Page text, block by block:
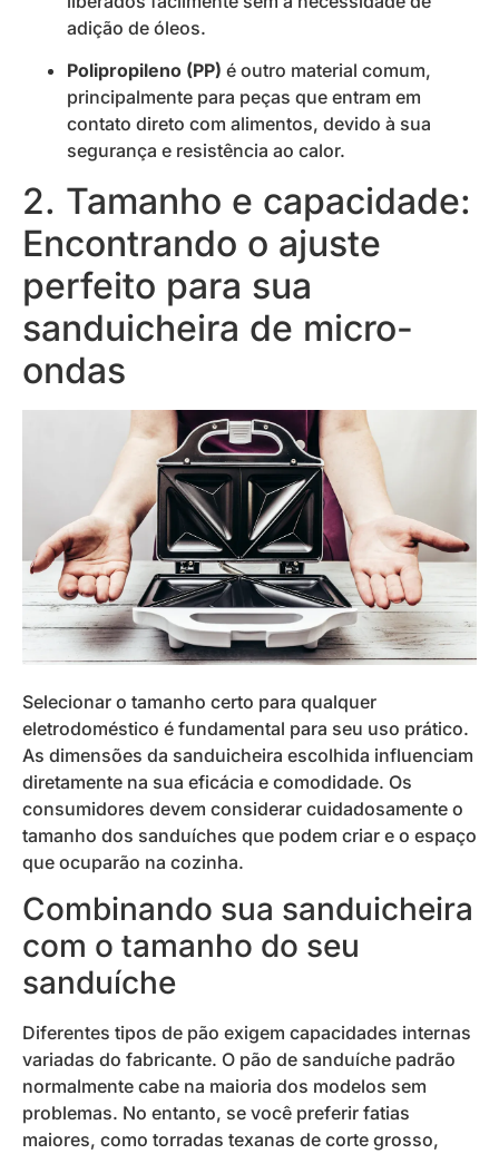
adição de óleos.
Polipropileno (PP) é outro material comum,
principalmente para peças que entram em
contato direto com alimentos, devido à sua
segurança e resistência ao calor.
2. Tamanho e capacidade:
Encontrando o ajuste
perfeito para sua
sanduicheira de micro-
ondas
Selecionar o tamanho certo para qualquer
eletrodoméstico é fundamental para seu uso prático.
As dimensões da sanduicheira escolhida influenciam
diretamente na sua eficácia e comodidade. Os
consumidores devem considerar cuidadosamente o
tamanho dos sanduíches que podem criar e o espaço
que ocuparão na cozinha.
Combinando sua sanduicheira
com o tamanho do seu
sanduíche
Diferentes tipos de pão exigem capacidades internas
variadas do fabricante. O pão de sanduíche padrão
normalmente cabe na maioria dos modelos sem
problemas. No entanto, se você preferir fatias
maiores, como torradas texanas de corte grosso,